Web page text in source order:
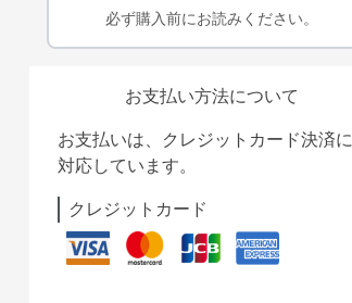
必ず購入前にお読みください。
お支払い方法について
お支払いは、クレジットカード決済に
対応しています。
クレジットカード